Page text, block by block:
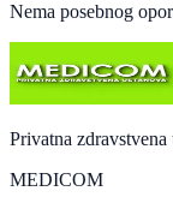
Nema posebnog
Privatna zdravstvena
MEDICOM